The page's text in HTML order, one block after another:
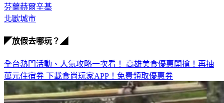
芬蘭赫爾辛基
北歐城市
◤放假去哪玩？◢
全台熱門活動、人氣攻略一次看！ 高雄美食優惠開搶！再抽
萬元住宿券 下載食尚玩家APP！免費領取優惠券